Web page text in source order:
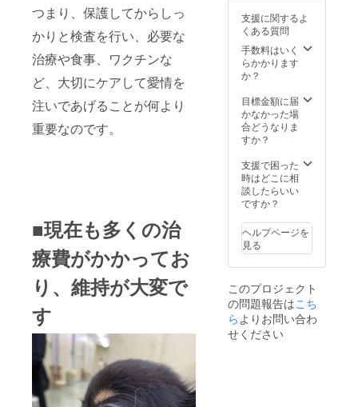
つまり、保護してからしっ
かりと検査を行い、必要な
治療や食事、ワクチンな
ど、大切にケアして愛情を
注いであげることが何より
重要なのです。
■現在も多くの治
療費がかかってお
り、維持が大変で
す
支援に関するよ
くある質問
手数料はいく
らかかります
か？
目標金額に届
かなかった場
合どうなりま
すか？
支援で困った
時はどこに相
談したらいい
ですか？
ヘルプページを
見る
このプロジェクト
の問題報告はこち
ら よりお問い合わ
せください